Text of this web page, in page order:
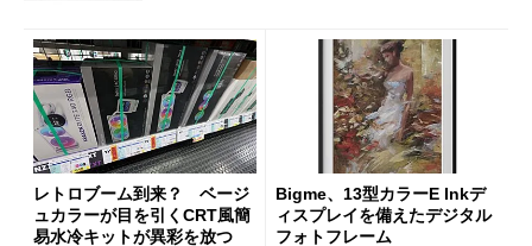
レトロブーム到来？ ベージ
ュカラーが目を引くCRT風簡
易水冷キットが異彩を放つ
Bigme、13型カラーE Inkデ
ィスプレイを備えたデジタル
フォトフレーム